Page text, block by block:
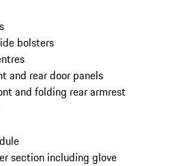
bolsters
and rear door panels
and folding rear armrest
section including glove